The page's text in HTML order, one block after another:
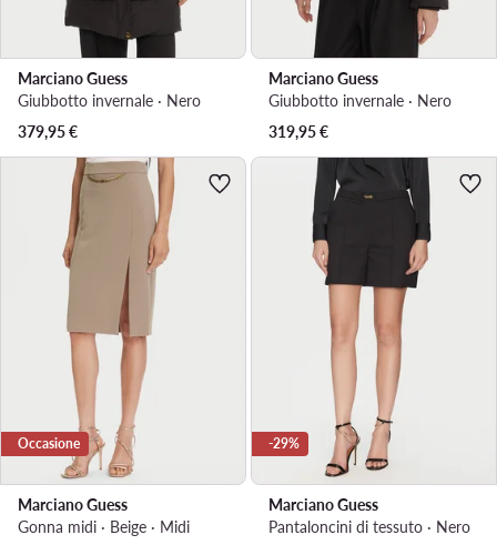
Marciano Guess
Giubbotto invernale · Nero
379,95€
Marciano Guess
Giubbotto invernale · Nero
319,95€
Occasione
Marciano Guess
Gonna midi · Beige · Midi
-29%
Marciano Guess
Pantaloncini di tessuto · Nero